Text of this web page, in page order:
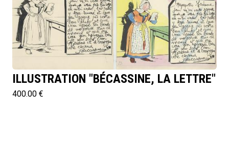
ILLUSTRATION "BÉCASSINE, LA LETTRE"
400.00 €